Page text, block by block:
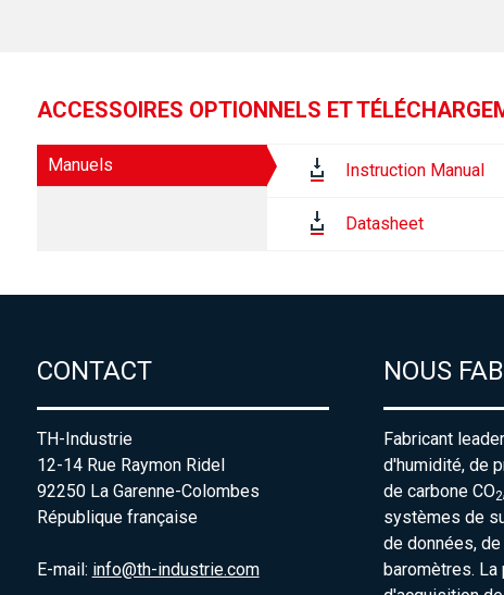
ACCESSOIRES OPTIONNELS ET
Manuels Instruction Manual
Datasheet
CONTACT
TH-Industrie
12-14 Rue Raymon Ridel
92250 La Garenne-Colombes
République française
E-mail: info@th-industrie.com
NOUS
Fabricant
d'humidité, de
de carbone CO2
systèmes de
de données,
baromètres.